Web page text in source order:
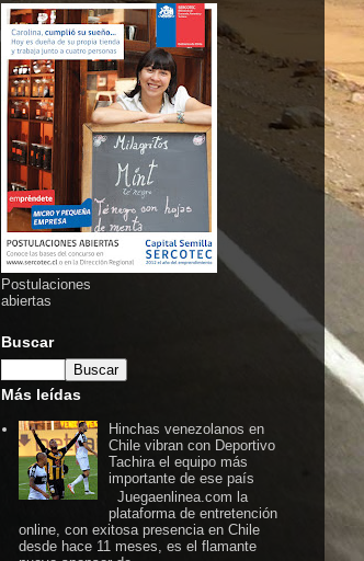
Postulaciones
abiertas
Buscar
Más leídas
Hinchas venezolanos en
Chile vibran con Deportivo
Tachira el equipo más
importante de ese país
Juegaenlinea.com la
plataforma de entretención
online, con exitosa presencia en Chile
desde hace 11 meses, es el flamante